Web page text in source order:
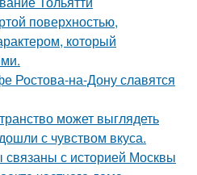
поверхностью,
который
Ростова-на-Дону славятся
может выглядеть
с чувством вкуса.
с историей Москвы